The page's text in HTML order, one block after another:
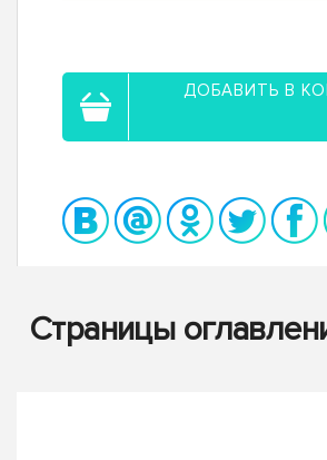
ДОБАВИТЬ В
Страницы